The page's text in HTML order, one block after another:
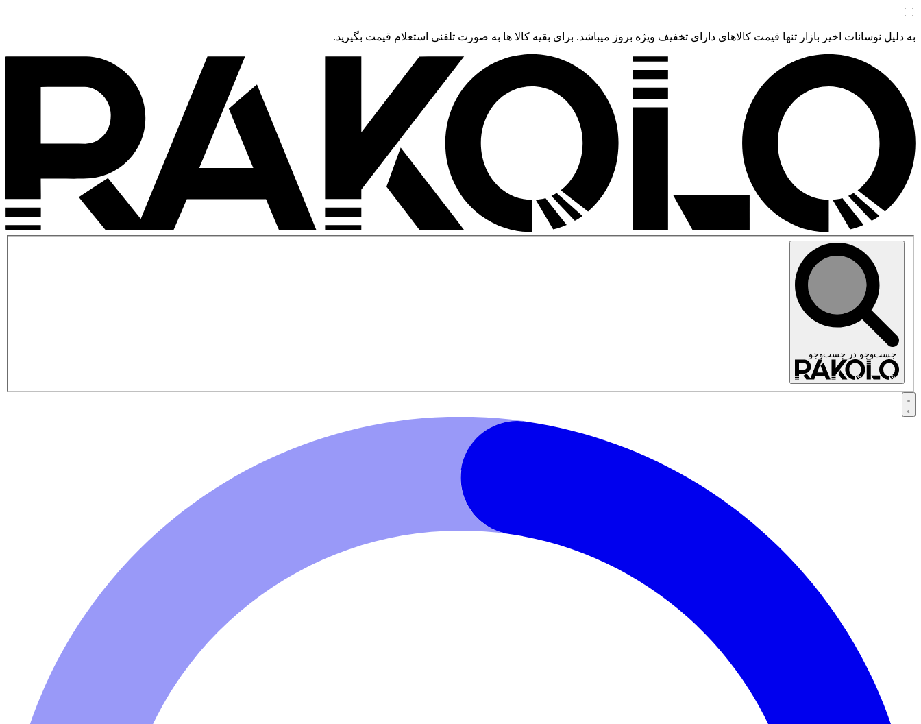
به دلیل نوسانات اخیر بازار تنها قیمت کالاهای دارای تخفیف ویژه بروز میباشد. برای بقیه کالا ها به صورت تلفنی استعلام قیمت بگیرید.
جست‌وجو در جست‌وجو ...